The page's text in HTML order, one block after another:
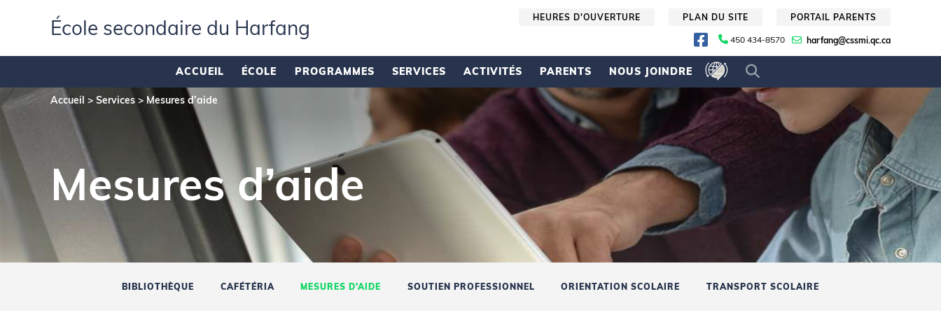
École secondaire du Harfang PLAN DU SITE PORTAIL PARENTS
HEURES D'OUVERTURE
450 434-8570 harfang@cssmi.qc.ca
ACCUEIL ÉCOLE PROGRAMMES SERVICES ACTIVITÉS PARENTS NOUS JOINDRE
Accueil > Services > Mesures d’aide
Mesures d’aide
BIBLIOTHÈQUE CAFÉTÉRIA MESURES D’AIDE SOUTIEN PROFESSIONNEL ORIENTATION SCOLAIRE TRANSPORT SCOLAIRE